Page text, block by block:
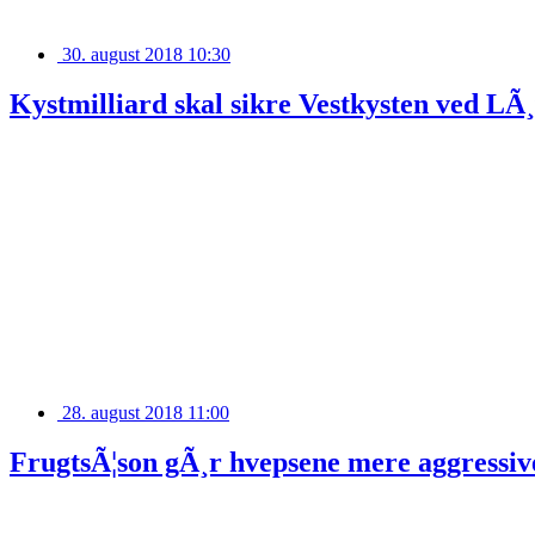
30. august 2018 10:30
Kystmilliard skal sikre Vestkysten ved
28. august 2018 11:00
FrugtsÃ¦son gÃ¸r hvepsene mere